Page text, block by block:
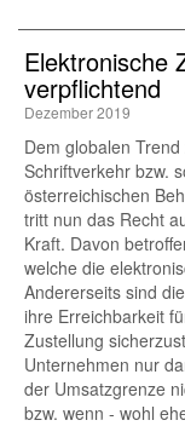
Elektronische
verpflichtend
Dezember 2019
Dem globalen
Schriftverkehr bzw.
österreichischen
tritt nun das Recht
Kraft. Davon
welche die
Andererseits sind
ihre Erreichbarkeit
Zustellung
Unternehmen nur
der Umsatzgrenze
bzw. wenn - wohl